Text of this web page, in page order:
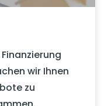
wir Ihnen
zu